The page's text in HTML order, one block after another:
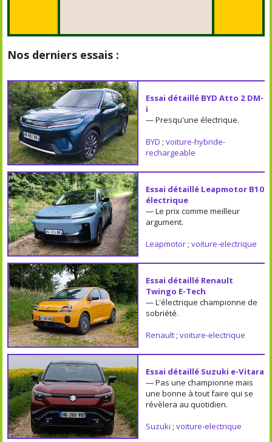
Nos derniers essais :
Essai détaillé BYD Atto 2 DM-
i
— Presqu'une électrique.
BYD ; voiture-hybride-
rechargeable
Essai détaillé Leapmotor B10
électrique
— Le prix comme meilleur
argument.
Leapmotor; voiture-electrique
Essai détaillé Renault
Twingo E-Tech
— L'électrique championne de
sobriété.
Renault; voiture-electrique
Essai détaillé Suzuki e-Vitara
— Pas une championne mais
une bonne à tout faire qui se
révèlera au quotidien.
Suzuki ; voiture-electrique